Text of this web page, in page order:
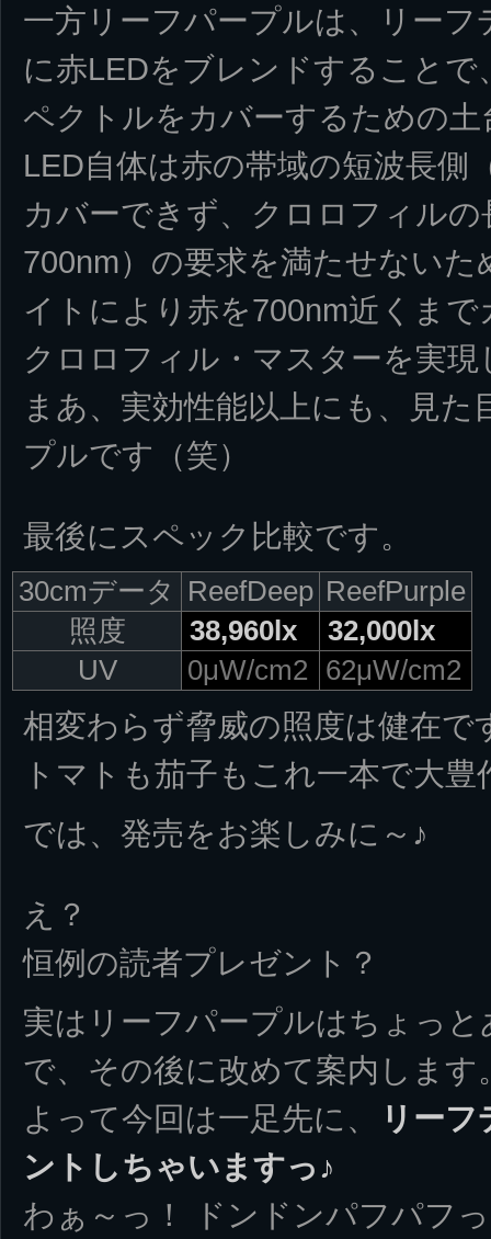
一方リーフパープルは、リー
に赤LEDをブレンドすること
ペクトルをカバーするための
LED自体は赤の帯域の短波長側
カバーできず、クロロフィルの
700nm）の要求を満たせない
イトにより赤を700nm近くま
クロロフィル・マスターを実現
まあ、実効性能以上にも、見
プルです（笑）
最後にスペック比較です。
30cmデータ ReefDeep ReefPurple
照度
38,960lx
32,000lx
UV
0μW/cm2 62μW/cm2
相変わらず脅威の照度は健在で
トマトも茄子もこれ一本で大豊
では、発売をお楽しみに～♪
え？
恒例の読者プレゼント？
実はリーフパープルはちょっ
で、その後に改めて案内します
よって今回は一足先に、
リー
ントしちゃいますっ♪
わぁ～っ！ ドンドンパフパフ